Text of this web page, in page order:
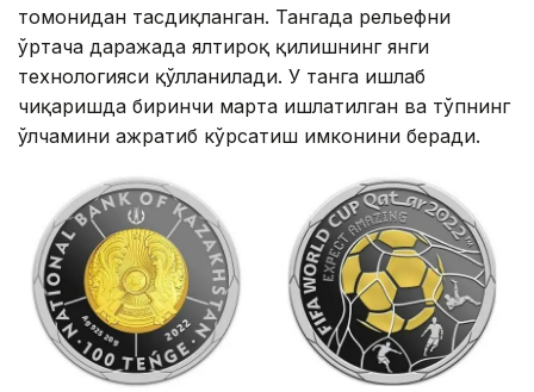
томонидан тасдиқланган. Тангада рельефни
ўртача даражада ялтироқ қилишнинг янги
технологияси қўлланилади. У танга ишлаб
чиқаришда биринчи марта ишлатилган ва тўпнинг
ўлчамини ажратиб кўрсатиш имконини беради.